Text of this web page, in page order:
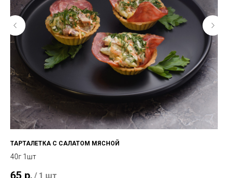
ТАРТАЛЕТКА С САЛАТОМ МЯСНОЙ
40г 1шт
/ 1 шт